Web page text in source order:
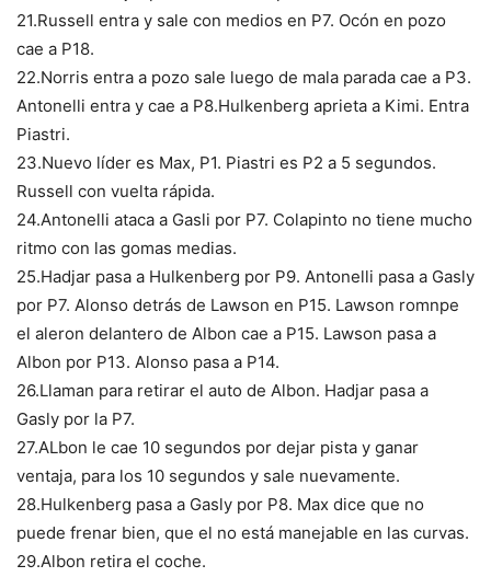
21.Russell entra y sale con medios en P7. Ocón en pozo
cae a P18.
22.Norris entra a pozo sale luego de mala parada cae a P3.
Antonelli entra y cae a P8.Hulkenberg aprieta a Kimi. Entra
Piastri.
23.Nuevo líder es Max, P1. Piastri es P2 a 5 segundos.
Russell con vuelta rápida.
24.Antonelli ataca a Gasli por P7. Colapinto no tiene mucho
ritmo con las gomas medias.
25.Hadjar pasa a Hulkenberg por P9. Antonelli pasa a Gasly
por P7. Alonso detrás de Lawson en P15. Lawson romnpe
el aleron delantero de Albon cae a P15. Lawson pasa a
Albon por P13. Alonso pasa a P14.
26.Llaman para retirar el auto de Albon. Hadjar pasa a
Gasly por la P7.
27.ALbon le cae 10 segundos por dejar pista y ganar
ventaja, para los 10 segundos y sale nuevamente.
28.Hulkenberg pasa a Gasly por P8. Max dice que no
puede frenar bien, que el no está manejable en las curvas.
29.Albon retira el coche.